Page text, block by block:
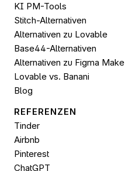
KI PM-Tools
Stitch-Alternativen
Alternativen zu Lovable
Base44-Alternativen
Alternativen zu Figma Make
Lovable vs. Banani
Blog
REFERENZEN
Tinder
Airbnb
Pinterest
ChatGPT